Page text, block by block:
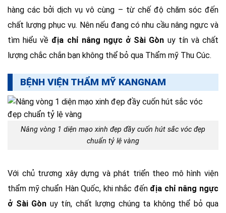
hàng các bởi dịch vụ vô cùng – từ chế độ chăm sóc đến
chất lượng phục vụ. Nên nếu đang có nhu cầu nâng ngực và
tìm hiểu về địa chỉ nâng ngực ở Sài Gòn uy tín và chất
lượng chắc chắn bạn không thể bỏ qua Thẩm mỹ Thu Cúc.
BỆNH VIỆN THẨM MỸ KANGNAM
Nâng vòng 1 diện mạo xinh đẹp đầy cuốn hút sắc vóc đẹp
chuẩn tỷ lệ vàng
Với chủ trương xây dựng và phát triển theo mô hình viện
thẩm mỹ chuẩn Hàn Quốc, khi nhắc đến địa chỉ nâng ngực
ở Sài Gòn uy tín, chất lượng chúng ta không thể bỏ qua